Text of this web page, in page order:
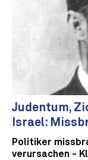
Judentum,
Israel:
Politiker
verursachen -